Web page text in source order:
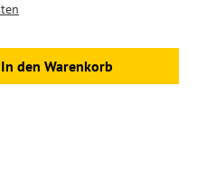
gewünschten
In den Warenkorb